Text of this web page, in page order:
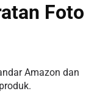
Foto
Amazon dan